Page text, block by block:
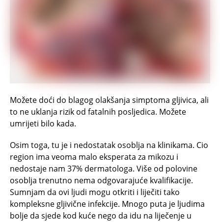
Možete doći do blagog olakšanja simptoma gljivica, ali
to ne uklanja rizik od fatalnih posljedica. Možete
umrijeti bilo kada.
Osim toga, tu je i nedostatak osoblja na klinikama. Cio
region ima veoma malo eksperata za mikozu i
nedostaje nam 37% dermatologa. Više od polovine
osoblja trenutno nema odgovarajuće kvalifikacije.
Sumnjam da ovi ljudi mogu otkriti i liječiti tako
kompleksne gljivične infekcije. Mnogo puta je ljudima
bolje da sjede kod kuće nego da idu na liječenje u